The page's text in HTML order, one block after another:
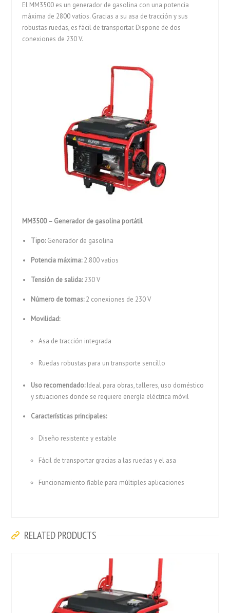
El MM3500 es un generador de gasolina con una potencia
máxima de 2800 vatios. Gracias a su asa de tracción y sus
robustas ruedas, es fácil de transportar. Dispone de dos
conexiones de 230 V.
MM3500 – Generador de gasolina portátil
Tipo:Generador de gasolina
Potencia máxima:2.800 vatios
Tensión de salida:230 V
Número de tomas:2 conexiones de 230 V
Movilidad:
Asa de tracción integrada
Ruedas robustas para un transporte sencillo
Uso recomendado:Ideal para obras, talleres, uso doméstico
y situaciones donde se requiere energía eléctrica móvil
Características principales:
Diseño resistente y estable
Fácil de transportar gracias a las ruedas y el asa
Funcionamiento fiable para múltiples aplicaciones
RELATED PRODUCTS